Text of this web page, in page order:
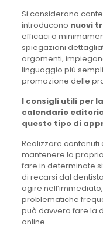
Si considerano
introducono nuovi
efficaci o
spiegazioni
argomenti,
linguaggio più
promozione delle
I consigli utili per
calendario
questo tipo di
Realizzare
mantenere la
fare in determinate
di recarsi dal
agire
problematiche
può davvero fare la
online.